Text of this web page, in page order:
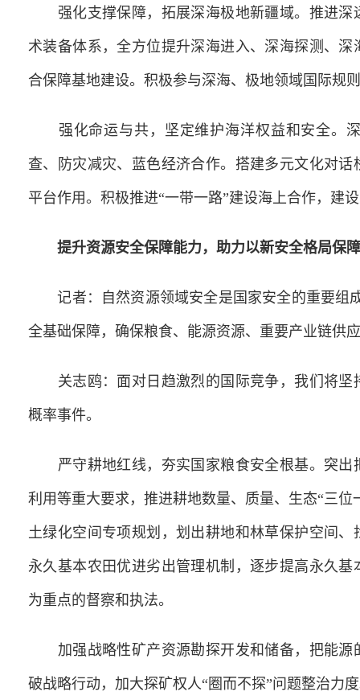
强化支撑保障，拓展深海极地新疆域。推进深
术装备体系，全方位提升深海进入、深海探测、
合保障基地建设。积极参与深海、极地领域国际规
强化命运与共，坚定维护海洋权益和安全。
查、防灾减灾、蓝色经济合作。搭建多元文化对
平台作用。积极推进“一带一路”建设海上合作，建
提升资源安全保障能力，助力以新安全格局保
记者：自然资源领域安全是国家安全的重要组
全基础保障，确保粮食、能源资源、重要产业链供
关志鸥：面对日趋激烈的国际竞争，我们将坚
概率事件。
严守耕地红线，夯实国家粮食安全根基。突出
利用等重大要求，推进耕地数量、质量、生态“三
土绿化空间专项规划，划出耕地和林草保护空间
永久基本农田优进劣出管理机制，逐步提高永久
为重点的督察和执法。
加强战略性矿产资源勘探开发和储备，把能源
破战略行动，加大探矿权人“圈而不探”问题整治力